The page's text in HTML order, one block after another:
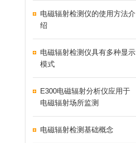
电磁辐射检测仪的使用方法介
绍
电磁辐射检测仪具有多种显示
模式
E300电磁辐射分析仪应用于
电磁辐射场所监测
电磁辐射检测基础概念